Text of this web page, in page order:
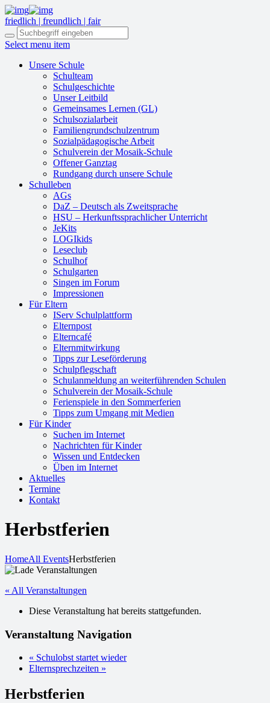
friedlich | freundlich | fair
Select menu item
Unsere Schule
Schulteam
Schulgeschichte
Unser Leitbild
Gemeinsames Lernen (GL)
Schulsozialarbeit
Familiengrundschulzentrum
Sozialpädagogische Arbeit
Schulverein der Mosaik-Schule
Offener Ganztag
Rundgang durch unsere Schule
Schulleben
AGs
DaZ – Deutsch als Zweitsprache
HSU – Herkunftssprachlicher Unterricht
JeKits
LOGIkids
Leseclub
Schulhof
Schulgarten
Singen im Forum
Impressionen
Für Eltern
IServ Schulplattform
Elternpost
Elterncafé
Elternmitwirkung
Tipps zur Leseförderung
Schulpflegschaft
Schulanmeldung an weiterführenden Schulen
Schulverein der Mosaik-Schule
Ferienspiele in den Sommerferien
Tipps zum Umgang mit Medien
Für Kinder
Suchen im Internet
Nachrichten für Kinder
Wissen und Entdecken
Üben im Internet
Aktuelles
Termine
Kontakt
Herbstferien
HomeAll EventsHerbstferien
« All Veranstaltungen
Diese Veranstaltung hat bereits stattgefunden.
Veranstaltung Navigation
« Schulobst startet wieder
Elternsprechzeiten »
Herbstferien